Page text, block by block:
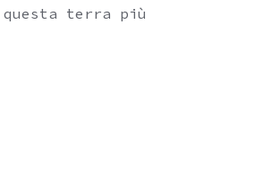
terra più